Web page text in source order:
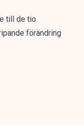
till de tio
förändring